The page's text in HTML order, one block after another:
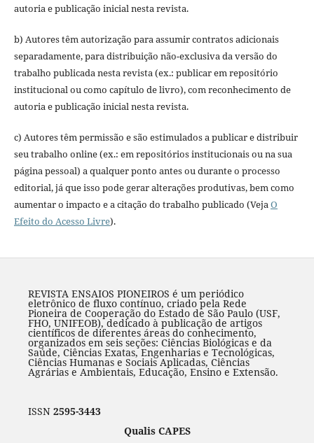
autoria e publicação inicial nesta revista.
b) Autores têm autorização para assumir contratos adicionais
separadamente, para distribuição não-exclusiva da versão do
trabalho publicada nesta revista (ex.: publicar em repositório
institucional ou como capítulo de livro), com reconhecimento de
autoria e publicação inicial nesta revista.
c) Autores têm permissão e são estimulados a publicar e distribuir
seu trabalho online (ex.: em repositórios institucionais ou na sua
página pessoal) a qualquer ponto antes ou durante o processo
editorial, já que isso pode gerar alterações produtivas, bem como
aumentar o impacto e a citação do trabalho publicado (VejaO
Efeito do Acesso Livre).
REVISTA ENSAIOS PIONEIROS é um periódico
eletrônico de fluxo contínuo, criado pela Rede
Pioneira de Cooperação do Estado de São Paulo (USF,
FHO, UNIFEOB), dedicado à publicação de artigos
científicos de diferentes áreas do conhecimento,
organizados em seis seções: Ciências Biológicas e da
Saúde, Ciências Exatas, Engenharias e Tecnológicas,
Ciências Humanas e Sociais Aplicadas, Ciências
Agrárias e Ambientais, Educação, Ensino e Extensão.
ISSN 2595-3443
Qualis CAPES